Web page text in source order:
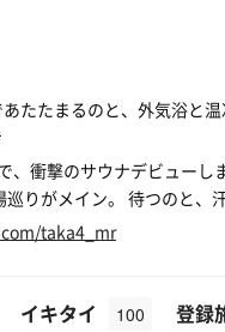
たたまるのと、外気浴と
、衝撃のサウナデビューし
巡りがメイン。 待つのと、
taka4_mr
イキタイ 100 登録